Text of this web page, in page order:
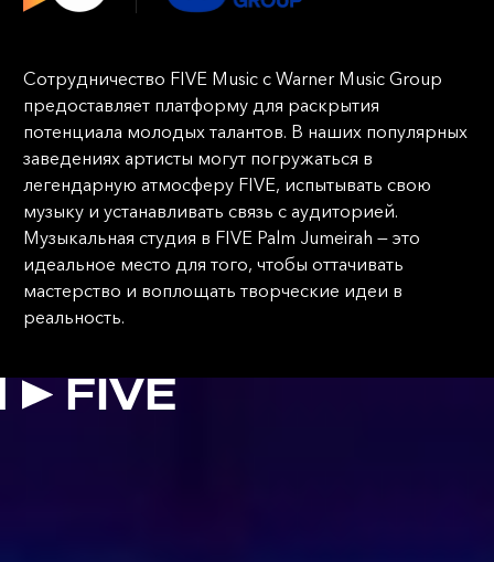
Сотрудничество FIVE Music с Warner Music Group
предоставляет платформу для раскрытия
потенциала молодых талантов. В наших популярных
заведениях артисты могут погружаться в
легендарную атмосферу FIVE, испытывать свою
музыку и устанавливать связь с аудиторией.
Музыкальная студия в FIVE Palm Jumeirah — это
идеальное место для того, чтобы оттачивать
мастерство и воплощать творческие идеи в
реальность.
FIVE